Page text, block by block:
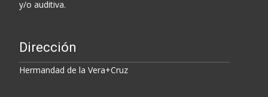
y/o auditiva.
Dirección
Hermandad de la Vera+Cruz